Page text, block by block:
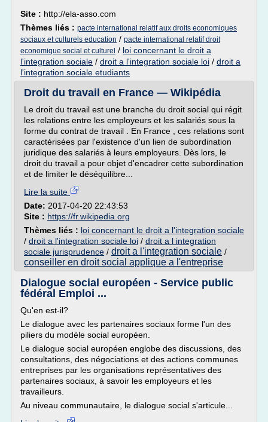
Site : http://ela-asso.com
Thèmes liés : pacte international relatif aux droits economiques
sociaux et culturels education / pacte international relatif droit
economique social et culturel / loi concernant le droit a
l'integration sociale / droit a l'integration sociale loi / droit a
l'integration sociale etudiants
Droit du travail en France — Wikipédia
Le droit du travail est une branche du droit social qui régit
les relations entre les employeurs et les salariés sous la
forme du contrat de travail . En France , ces relations sont
caractérisées par l'existence d'un lien de subordination
juridique des salariés à leurs employeurs. Dès lors, le
droit du travail a pour objet d'encadrer cette subordination
et de limiter le déséquilibre...
Lire la suite
Date: 2017-04-20 22:43:53
Site : https://fr.wikipedia.org
Thèmes liés : loi concernant le droit a l'integration sociale
/ droit a l'integration sociale loi / droit a l integration
sociale jurisprudence / droit a l'integration sociale /
conseiller en droit social applique a l'entreprise
Dialogue social européen - Service public
fédéral Emploi ...
Qu'en est-il?
Le dialogue avec les partenaires sociaux forme l'un des
piliers du modèle social européen.
Le dialogue social européen englobe des discussions, des
consultations, des négociations et des actions communes
entreprises par les organisations représentatives des
partenaires sociaux, à savoir les employeurs et les
travailleurs.
Au niveau communautaire, le dialogue social s'articule...